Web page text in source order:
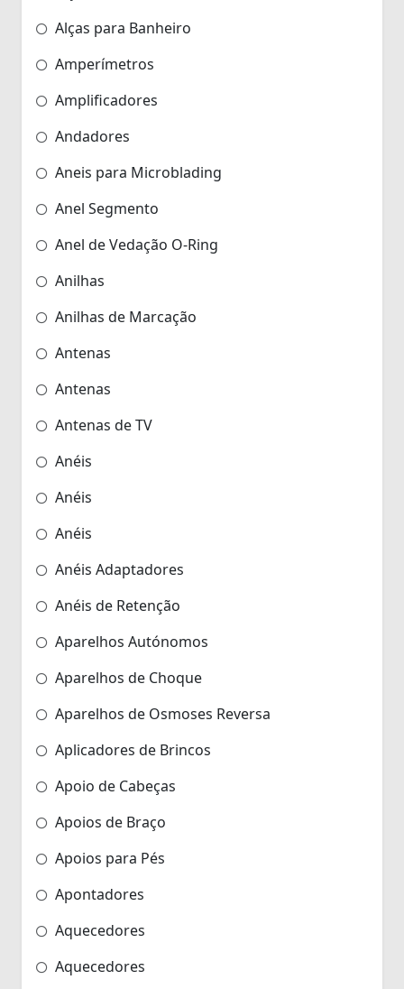
Alças para Banheiro
Amperímetros
Amplificadores
Andadores
Aneis para Microblading
Anel Segmento
Anel de Vedação O-Ring
Anilhas
Anilhas de Marcação
Antenas
Antenas
Antenas de TV
Anéis
Anéis
Anéis
Anéis Adaptadores
Anéis de Retenção
Aparelhos Autónomos
Aparelhos de Choque
Aparelhos de Osmoses Reversa
Aplicadores de Brincos
Apoio de Cabeças
Apoios de Braço
Apoios para Pés
Apontadores
Aquecedores
Aquecedores